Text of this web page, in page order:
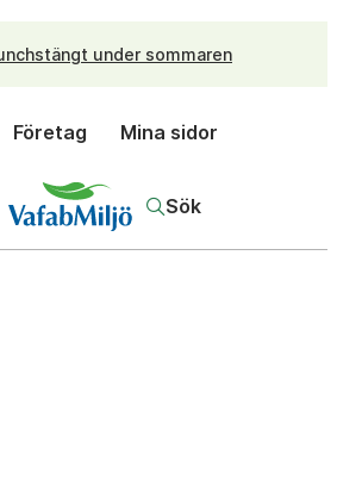
under sommaren
Företag Mina sidor
Sök